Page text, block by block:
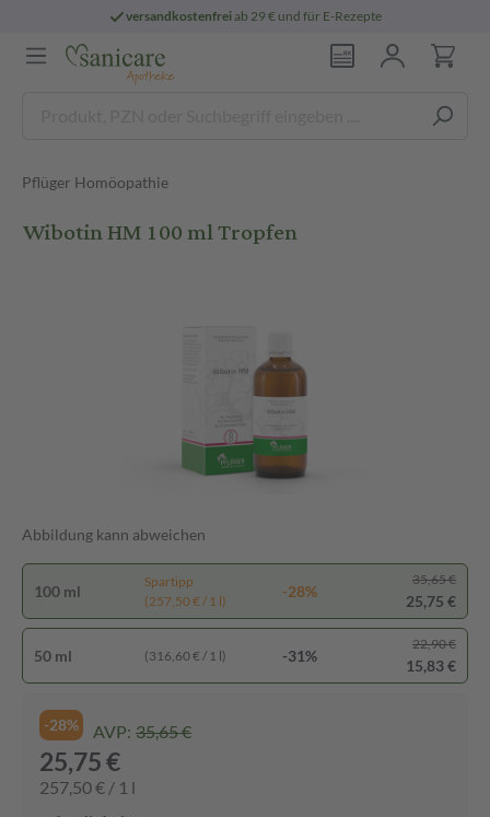
versandkostenfreiab 29 € und für E-Rezepte
Pflüger Homöopathie
Wibotin HM 100 ml Tropfen
Abbildung kann abweichen
100 ml
Spartipp
(257,50 € / 1 l)
-28%
35,65 €
25,75 €
50 ml (316,60 € / 1 l) -31%
22,90 €
15,83 €
-28% AVP: 35,65 €
25,75 €
257,50 € / 1 l